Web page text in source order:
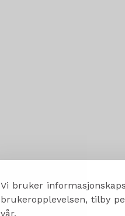
Vi bruker
brukeropplevelsen, tilby
vår.